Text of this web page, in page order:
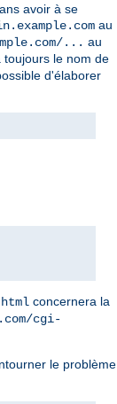
avoir à se
au
... au
toujours le nom de
d'élaborer
concernera la
cgi-
le problème